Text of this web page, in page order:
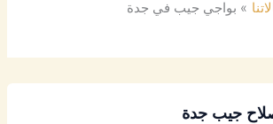
بواجي جيب في جدة
جيب جدة